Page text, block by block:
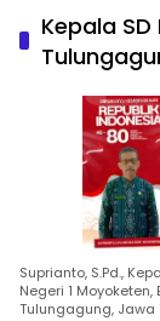
Kepala
Suprianto, S.Pd.,
Negeri 1 Moyoketen,
Tulungagung, Jawa